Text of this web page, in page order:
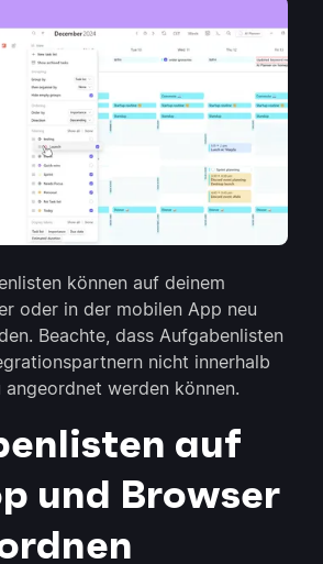
können auf deinem
oder in der mobilen App neu
Beachte, dass Aufgabenlisten
nicht innerhalb
werden können.
auf
und Browser